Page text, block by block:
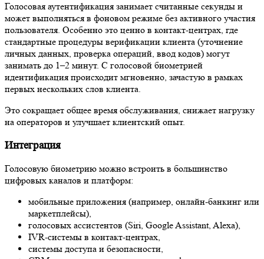
Голосовая аутентификация занимает считанные секунды и
может выполняться в фоновом режиме без активного участия
пользователя. Особенно это ценно в контакт-центрах, где
стандартные процедуры верификации клиента (уточнение
личных данных, проверка операций, ввод кодов) могут
занимать до 1–2 минут. С голосовой биометрией
идентификация происходит мгновенно, зачастую в рамках
первых нескольких слов клиента.
Это сокращает общее время обслуживания, снижает нагрузку
на операторов и улучшает клиентский опыт.
Интеграция
Голосовую биометрию можно встроить в большинство
цифровых каналов и платформ:
мобильные приложения (например, онлайн-банкинг или
маркетплейсы),
голосовых ассистентов (Siri, Google Assistant, Alexa),
IVR-системы в контакт-центрах,
системы доступа и безопасности,